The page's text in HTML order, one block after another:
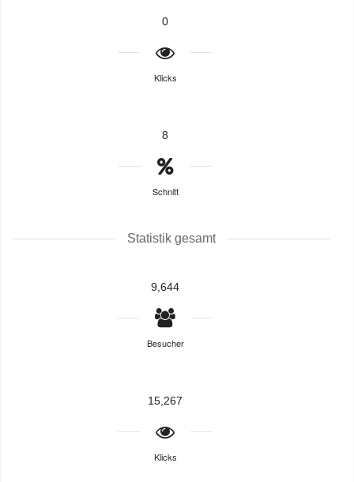
0
Klicks
8
Schnitt
Statistik gesamt
9,644
Besucher
15,267
Klicks